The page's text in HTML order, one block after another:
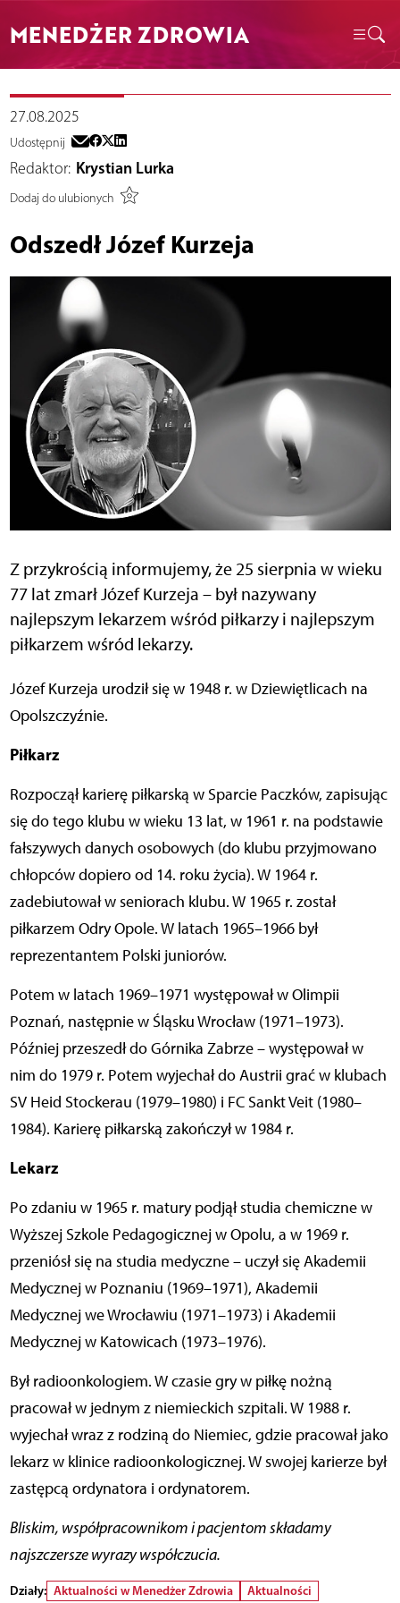
MENEDŻER ZDROWIA
27.08.2025
Udostępnij
Redaktor: Krystian Lurka
Dodaj do ulubionych
Odszedł Józef Kurzeja
Z przykrością informujemy, że 25 sierpnia w wieku
77 lat zmarł Józef Kurzeja – był nazywany
najlepszym lekarzem wśród piłkarzy i najlepszym
piłkarzem wśród lekarzy.
Józef Kurzeja urodził się w 1948 r. w Dziewiętlicach na
Opolszczyźnie.
Piłkarz
Rozpoczął karierę piłkarską w Sparcie Paczków, zapisując
się do tego klubu w wieku 13 lat, w 1961 r. na podstawie
fałszywych danych osobowych (do klubu przyjmowano
chłopców dopiero od 14. roku życia). W 1964 r.
zadebiutował w seniorach klubu. W 1965 r. został
piłkarzem Odry Opole. W latach 1965–1966 był
reprezentantem Polski juniorów.
Potem w latach 1969–1971 występował w Olimpii
Poznań, następnie w Śląsku Wrocław (1971–1973).
Później przeszedł do Górnika Zabrze – występował w
nim do 1979 r. Potem wyjechał do Austrii grać w klubach
SV Heid Stockerau (1979–1980) i FC Sankt Veit (1980–
1984). Karierę piłkarską zakończył w 1984 r.
Lekarz
Po zdaniu w 1965 r. matury podjął studia chemiczne w
Wyższej Szkole Pedagogicznej w Opolu, a w 1969 r.
przeniósł się na studia medyczne – uczył się Akademii
Medycznej w Poznaniu (1969–1971), Akademii
Medycznej we Wrocławiu (1971–1973) i Akademii
Medycznej w Katowicach (1973–1976).
Był radioonkologiem. W czasie gry w piłkę nożną
pracował w jednym z niemieckich szpitali. W 1988 r.
wyjechał wraz z rodziną do Niemiec, gdzie pracował jako
lekarz w klinice radioonkologicznej. W swojej karierze był
zastępcą ordynatora i ordynatorem.
Bliskim, współpracownikom i pacjentom składamy
najszczersze wyrazy współczucia.
Działy: Aktualności w Menedżer Zdrowia
Aktualności